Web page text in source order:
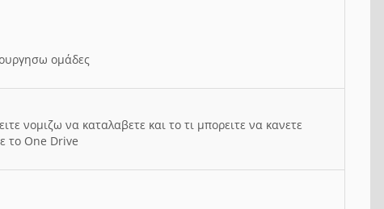
ομάδες
νομιζω να καταλαβετε και το τι μπορειτε να κανετε
το One Drive